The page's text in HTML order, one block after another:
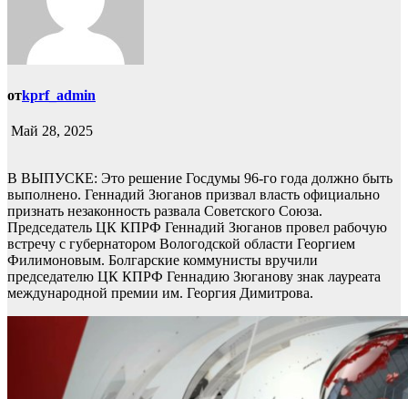
отkprf_admin
Май 28, 2025
В ВЫПУСКЕ: Это решение Госдумы 96-го года должно быть
выполнено. Геннадий Зюганов призвал власть официально
признать незаконность развала Советского Союза.
Председатель ЦК КПРФ Геннадий Зюганов провел рабочую
встречу с губернатором Вологодской области Георгием
Филимоновым. Болгарские коммунисты вручили
председателю ЦК КПРФ Геннадию Зюганову знак лауреата
международной премии им. Георгия Димитрова.